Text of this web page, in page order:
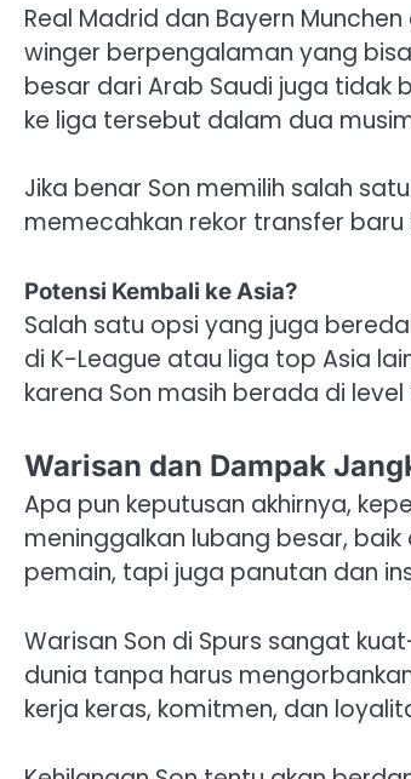
Real Madrid dan Bayern
winger berpengalaman yang
besar dari Arab Saudi juga tidak
ke liga tersebut dalam dua
Jika benar Son memilih salah
memecahkan rekor transfer
Potensi Kembali ke Asia?
Salah satu opsi yang juga
di K-League atau liga top Asia
karena Son masih berada di
Warisan dan Dampak
Apa pun keputusan akhirnya,
meninggalkan lubang besar,
pemain, tapi juga panutan dan
Warisan Son di Spurs sangat
dunia tanpa harus
kerja keras, komitmen, dan